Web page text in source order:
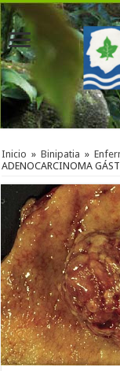
Inicio » Binipatia »
ADENOCARCINOMA